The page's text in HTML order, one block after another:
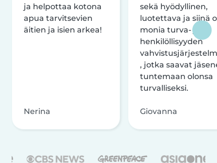
ja helpottaa kotona
apua tarvitsevien
äitien ja isien arkea!
Nerina
sekä hyödyllinen,
luotettava ja siinä
monia turva- ja
henkilöllisyyden
, jotka saavat
tuntemaan olonsa
turvalliseksi.
Giovanna